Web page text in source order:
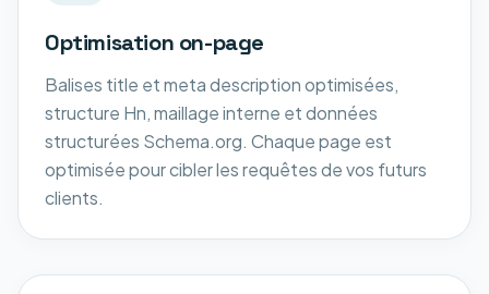
Optimisation on-page
Balises title et meta description optimisées,
structure Hn, maillage interne et données
structurées Schema.org. Chaque page est
optimisée pour cibler les requêtes de vos futurs
clients.